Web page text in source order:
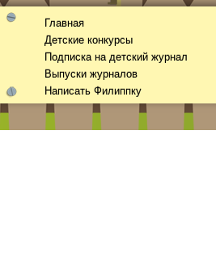
Главная
Детские конкурсы
Подписка на детский журнал
Выпуски журналов
Написать Филиппку